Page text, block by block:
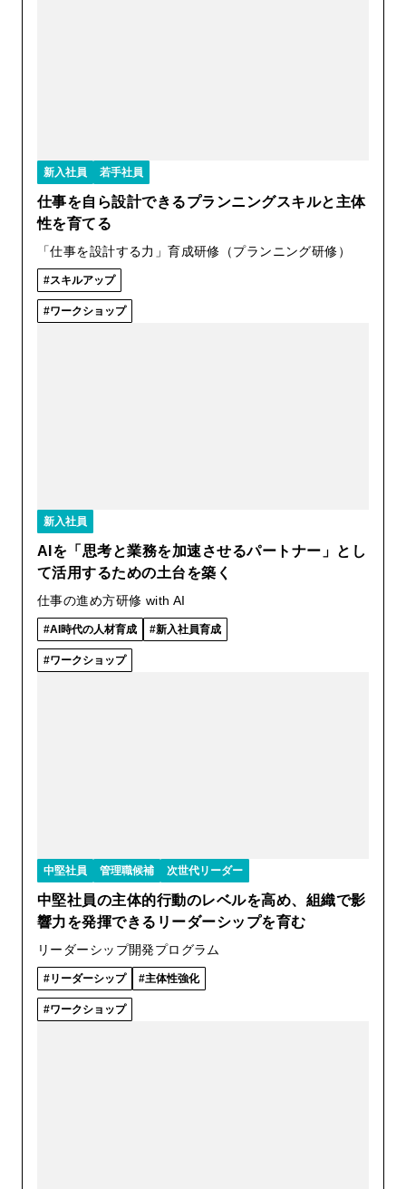
新入社員 若手社員
仕事を自ら設計できるプランニングスキルと主体
性を育てる
「仕事を設計する力」育成研修（プランニング研修）
スキルアップ
ワークショップ
新入社員
AIを「思考と業務を加速させるパートナー」とし
て活用するための土台を築く
仕事の進め方研修 with AI
AI時代の人材育成 新入社員育成
ワークショップ
中堅社員 管理職候補 次世代リーダー
中堅社員の主体的行動のレベルを高め、組織で影
響力を発揮できるリーダーシップを育む
リーダーシップ開発プログラム
リーダーシップ 主体性強化
ワークショップ